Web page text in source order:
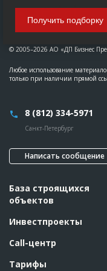
© 2005–2026 АО «ДП Бизнес
Любое использование
только при наличии прямой
8 (812) 334-5971
Санкт-Петербург
Написать сообщение
База строящихся
объектов
Инвестпроекты
Call-центр
Тарифы
Получить подборку